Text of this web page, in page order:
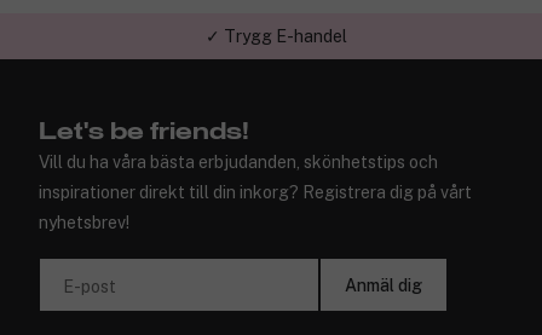
✓ Trygg E-handel
Let's be friends!
Vill du ha våra bästa erbjudanden, skönhetstips och
inspirationer direkt till din inkorg? Registrera dig på vårt
nyhetsbrev!
E-post Anmäl dig